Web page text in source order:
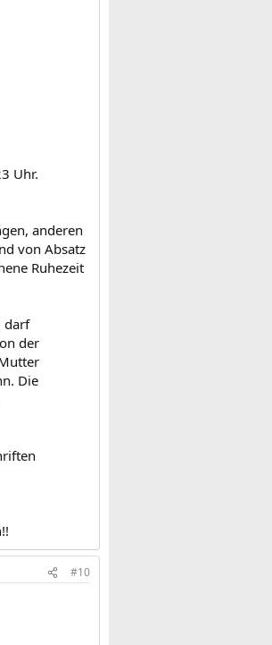
Uhr.
anderen
von Absatz
Ruhezeit
darf
der
Die
#10